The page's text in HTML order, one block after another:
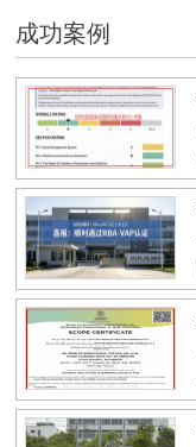
成功案例